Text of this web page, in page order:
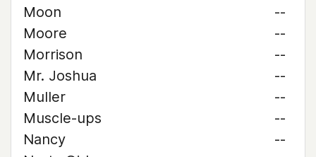
Moon
--
Moore
--
Morrison
--
Mr. Joshua
--
Muller
--
Muscle-ups
--
Nancy
--